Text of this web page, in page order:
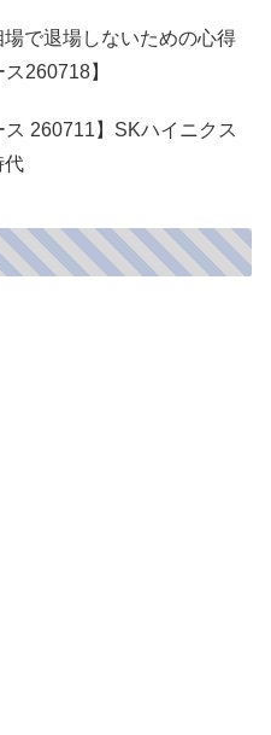
で退場しないための心得
260718】
ス 260711】SKハイニクス
代